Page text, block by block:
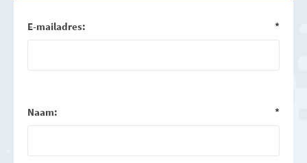
E-mailadres: *
Naam: *